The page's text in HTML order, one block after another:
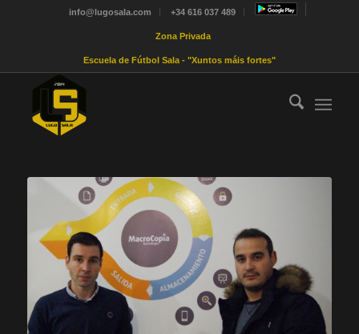
info@lugosala.com +34 616 037 489
Zona Privada
Escuela de Fútbol Sala - "Xuntos máis fortes"